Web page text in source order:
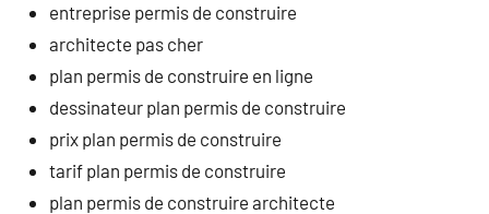
entreprise permis de construire
architecte pas cher
plan permis de construire en ligne
dessinateur plan permis de construire
prix plan permis de construire
tarif plan permis de construire
plan permis de construire architecte